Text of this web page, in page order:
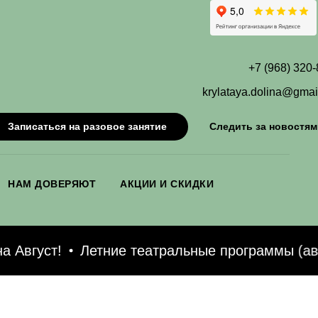
+7 (968)
Записаться на разовое занятие Следить за
НАМ ДОВЕРЯЮТ АКЦИИ И СКИДКИ
Летние театральные программы